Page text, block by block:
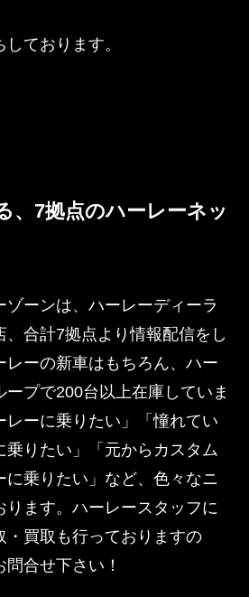
ております。
、7拠点のハーレーネッ
ゾーンは、ハーレーディーラ
、合計7拠点より情報配信をし
レーの新車はもちろん、ハー
ープで200台以上在庫していま
レーに乗りたい」「憧れてい
乗りたい」「元からカスタム
に乗りたい」など、色々なニ
ります。ハーレースタッフに
・買取も行っておりますの
合せ下さい！